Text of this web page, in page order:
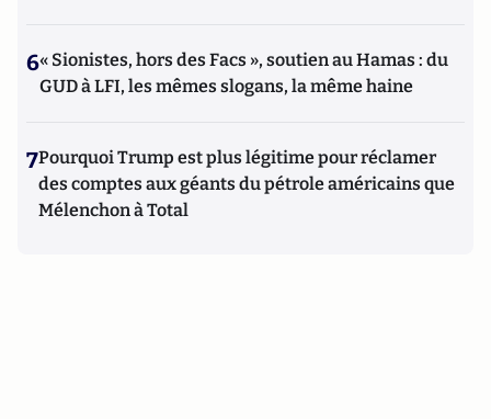
6« Sionistes, hors des Facs », soutien au Hamas : du
GUD à LFI, les mêmes slogans, la même haine
7Pourquoi Trump est plus légitime pour réclamer
des comptes aux géants du pétrole américains que
Mélenchon à Total